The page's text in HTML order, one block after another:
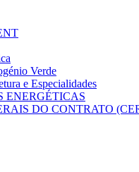
Verde
e Especialidades
ENERGÉTICAS
DO CONTRATO